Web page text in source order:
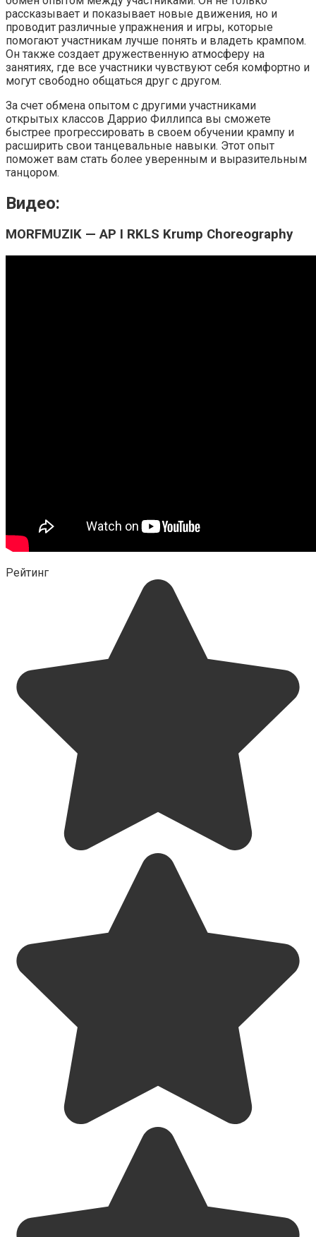
рассказывает и показывает новые движения, но и
проводит различные упражнения и игры, которые
помогают участникам лучше понять и владеть крампом.
Он также создает дружественную атмосферу на
занятиях, где все участники чувствуют себя комфортно и
могут свободно общаться друг с другом.
За счет обмена опытом с другими участниками
открытых классов Даррио Филлипса вы сможете
быстрее прогрессировать в своем обучении крампу и
расширить свои танцевальные навыки. Этот опыт
поможет вам стать более уверенным и выразительным
танцором.
Видео:
MORFMUZIK — AP I RKLS Krump Choreography
Рейтинг